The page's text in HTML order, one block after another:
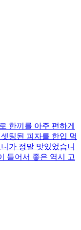
한끼를 아주 편하게
팅된 피자를 한입 먹
가 정말 맛있었습니
들어서 좋은 역시 고